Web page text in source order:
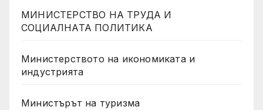
МИНИСТЕРСТВО НА ТРУДА И
СОЦИАЛНАТА ПОЛИТИКА
Министерството на икономиката и
индустрията
Министърът на туризма